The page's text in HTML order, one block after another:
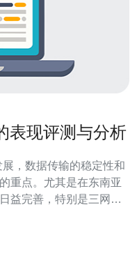
表现评测与分析
重点。尤其是在东南亚
益完善，特别是三网
络服务，旨在优化跨境